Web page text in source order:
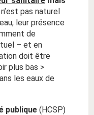
pas naturel
leur présence
de
– et en
doit être
plus bas >
les eaux de
publique (HCSP)